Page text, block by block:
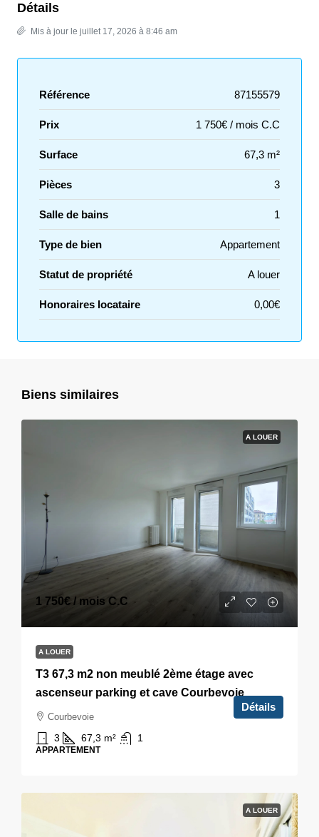
Détails
Mis à jour le juillet 17, 2026 à 8:46 am
Référence 87155579
Prix 1 750€ / mois C.C
Surface 67,3 m²
Pièces 3
Salle de bains 1
Type de bien Appartement
Statut de propriété A louer
Honoraires locataire 0,00€
Biens similaires
A LOUER
1 750€ / mois C.C
A LOUER
T3 67,3 m2 non meublé 2ème étage avec
ascenseur parking et cave Courbevoie
Courbevoie
3 67,3 m² 1
APPARTEMENT
Détails
A LOUER